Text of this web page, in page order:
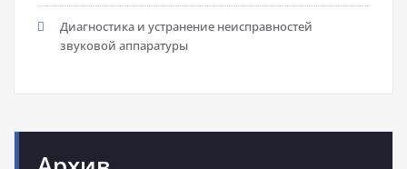
Диагностика и устранение неисправностей
звуковой аппаратуры